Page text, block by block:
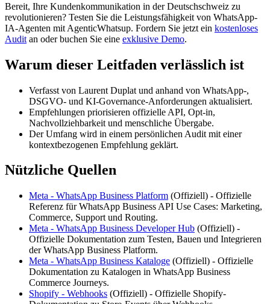
Bereit, Ihre Kundenkommunikation in der Deutschschweiz zu
revolutionieren? Testen Sie die Leistungsfähigkeit von WhatsApp-
IA-Agenten mit AgenticWhatsup. Fordern Sie jetzt ein kostenloses
Audit an oder buchen Sie eine exklusive Demo.
Warum dieser Leitfaden verlässlich ist
Verfasst von Laurent Duplat und anhand von WhatsApp-,
DSGVO- und KI-Governance-Anforderungen aktualisiert.
Empfehlungen priorisieren offizielle API, Opt-in,
Nachvollziehbarkeit und menschliche Übergabe.
Der Umfang wird in einem persönlichen Audit mit einer
kontextbezogenen Empfehlung geklärt.
Nützliche Quellen
Meta - WhatsApp Business Platform (Offiziell) - Offizielle
Referenz für WhatsApp Business API Use Cases: Marketing,
Commerce, Support und Routing.
Meta - WhatsApp Business Developer Hub (Offiziell) -
Offizielle Dokumentation zum Testen, Bauen und Integrieren
der WhatsApp Business Platform.
Meta - WhatsApp Business Kataloge (Offiziell) - Offizielle
Dokumentation zu Katalogen in WhatsApp Business
Commerce Journeys.
Shopify - Webhooks (Offiziell) - Offizielle Shopify-